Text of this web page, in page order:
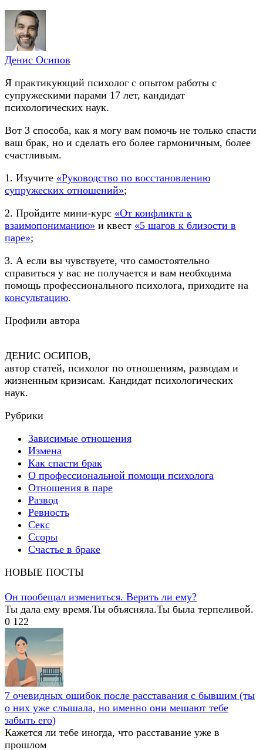
Денис Осипов
Я практикующий психолог с опытом работы с
супружескими парами 17 лет, кандидат
психологических наук.
Вот 3 способа, как я могу вам помочь не только спасти
ваш брак, но и сделать его более гармоничным, более
счастливым.
1. Изучите «Руководство по восстановлению
супружеских отношений»;
2. Пройдите мини-курс «От конфликта к
взаимопониманию» и квест «5 шагов к близости в
паре»;
3. А если вы чувствуете, что самостоятельно
справиться у вас не получается и вам необходима
помощь профессионального психолога, приходите на
консультацию.
Профили автора
ДЕНИС ОСИПОВ,
автор статей, психолог по отношениям, разводам и
жизненным кризисам. Кандидат психологических
наук.
Рубрики
Зависимые отношения
Измена
Как спасти брак
О профессиональной помощи психолога
Отношения в паре
Развод
Ревность
Секс
Ссоры
Счастье в браке
НОВЫЕ ПОСТЫ
Он пообещал измениться. Верить ли ему?
Ты дала ему время.Ты объясняла.Ты была терпеливой.
0 122
7 очевидных ошибок после расставания с бывшим (ты
о них уже слышала, но именно они мешают тебе
забыть его)
Кажется ли тебе иногда, что расставание уже в
прошлом